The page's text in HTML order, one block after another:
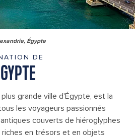
Égypte
DE
grande ville d'Égypte, est la
les voyageurs passionnés
couverts de hiéroglyphes
en trésors et en objets